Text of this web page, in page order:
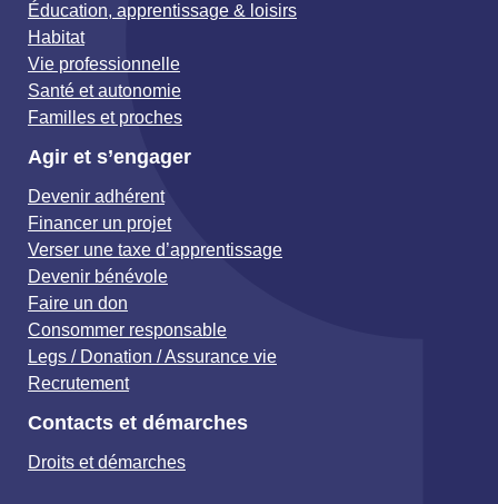
Éducation, apprentissage & loisirs
Habitat
Vie professionnelle
Santé et autonomie
Familles et proches
Agir et s’engager
Devenir adhérent
Financer un projet
Verser une taxe d’apprentissage
Devenir bénévole
Faire un don
Consommer responsable
Legs / Donation / Assurance vie
Recrutement
Contacts et démarches
Droits et démarches